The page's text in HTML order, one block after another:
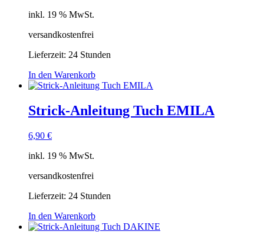
inkl. 19 % MwSt.
versandkostenfrei
Lieferzeit: 24 Stunden
In den Warenkorb
Strick-Anleitung Tuch EMILA
6,90 €
inkl. 19 % MwSt.
versandkostenfrei
Lieferzeit: 24 Stunden
In den Warenkorb